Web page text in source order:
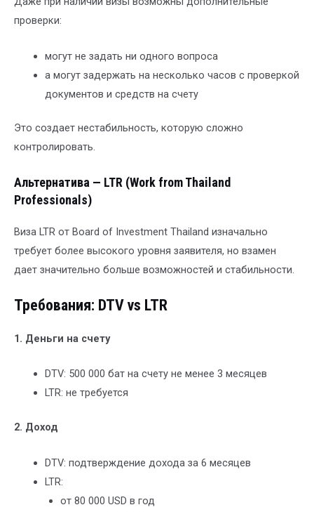
проверки:
могут не задать ни одного вопроса
а могут задержать на несколько часов с проверкой
документов и средств на счету
Это создает нестабильность, которую сложно
контролировать.
Альтернатива — LTR (Work from Thailand
Professionals)
Виза LTR от Board of Investment Thailand изначально
требует более высокого уровня заявителя, но взамен
дает значительно больше возможностей и стабильности.
Требования: DTV vs LTR
1. Деньги на счету
DTV: 500 000 бат на счету не менее 3 месяцев
LTR: не требуется
2. Доход
DTV: подтверждение дохода за 6 месяцев
LTR:
от 80 000 USD в год